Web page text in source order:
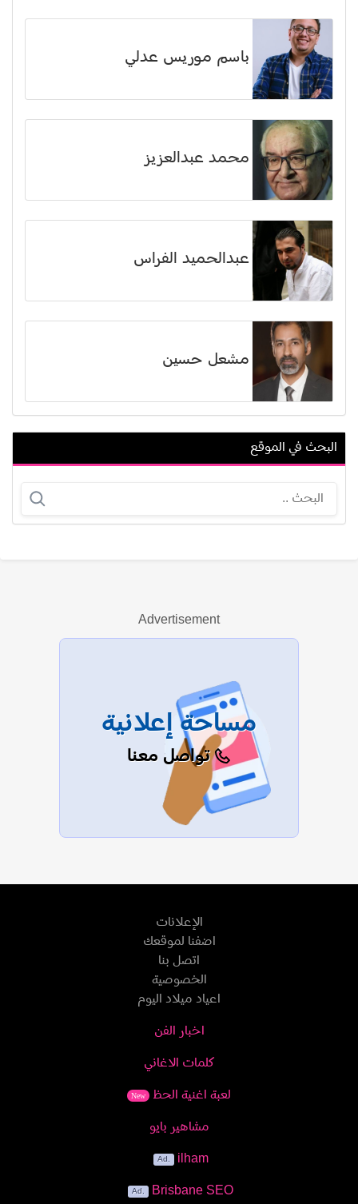
باسم موريس عدلي
محمد عبدالعزيز
عبدالحميد الفراس
مشعل حسين
عبدالله عباس
عرض الكل
البحث في الموقع
Advertisement
مساحة إعلانية
تواصل معنا
الإعلانات
اضفنا لموقعك
اتصل بنا
الخصوصية
اعياد ميلاد اليوم
اخبار الفن
كلمات الاغاني
لعبة اغنية الحظ New
مشاهير بايو
ilham
Brisbane SEO